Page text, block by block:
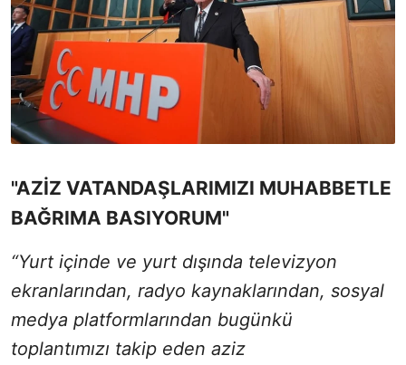
"AZİZ VATANDAŞLARIMIZI MUHABBETLE
BAĞRIMA BASIYORUM"
“Yurt içinde ve yurt dışında televizyon
ekranlarından, radyo kaynaklarından, sosyal
medya platformlarından bugünkü
toplantımızı takip eden aziz